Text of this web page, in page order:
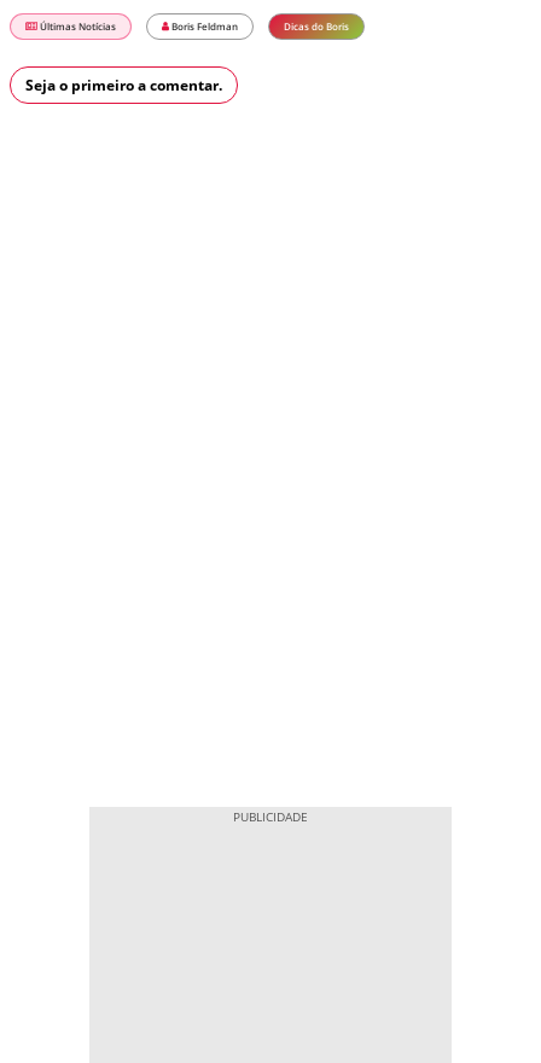
Últimas Notícias Boris Feldman Dicas do Boris
Seja o primeiro a comentar.